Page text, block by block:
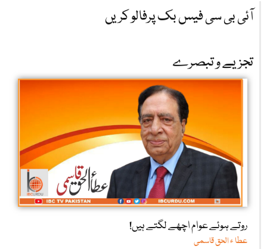
آئی بی سی فیس بک پرفالو کریں
تجزیے و تبصرے
روتے ہوئے عوام اچھے لگتے ہیں!
عطا ء الحق قاسمی